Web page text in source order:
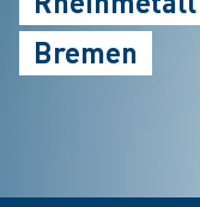
Bremen